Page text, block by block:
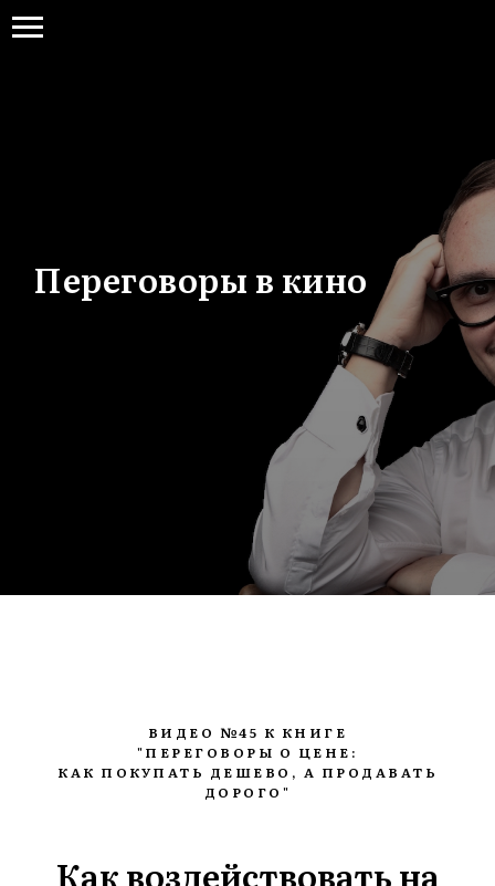
Переговоры в кино
ВИДЕО №45 К КНИГЕ
"ПЕРЕГОВОРЫ О ЦЕНЕ:
КАК ПОКУПАТЬ ДЕШЕВО, А ПРОДАВАТЬ
ДОРОГО"
Как воздействовать на